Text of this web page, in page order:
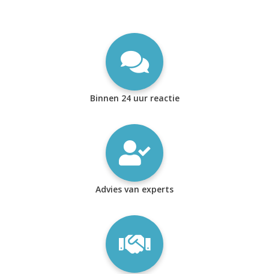
Binnen 24 uur reactie
Advies van experts